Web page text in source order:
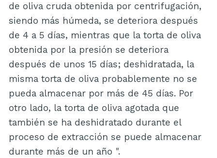
de oliva cruda obtenida por centrifugación,
siendo más húmeda, se deteriora después
de 4 a 5 días, mientras que la torta de oliva
obtenida por la presión se deteriora
después de unos 15 días; deshidratada, la
misma torta de oliva probablemente no se
pueda almacenar por más de 45 días. Por
otro lado, la torta de oliva agotada que
también se ha deshidratado durante el
proceso de extracción se puede almacenar
durante más de un año ".